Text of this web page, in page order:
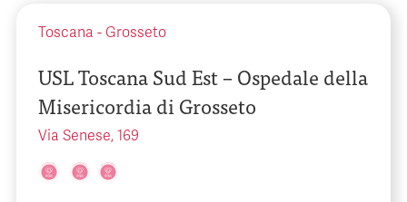
Toscana - Grosseto
USL Toscana Sud Est – Ospedale della
Misericordia di Grosseto
Via Senese, 169